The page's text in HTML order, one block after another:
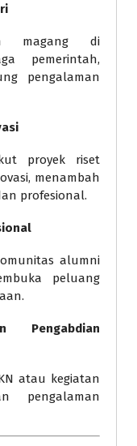
magang di
pemerintah,
pengalaman
proyek riset
menambah
profesional.
alumni
peluang
Pengabdian
atau kegiatan
pengalaman